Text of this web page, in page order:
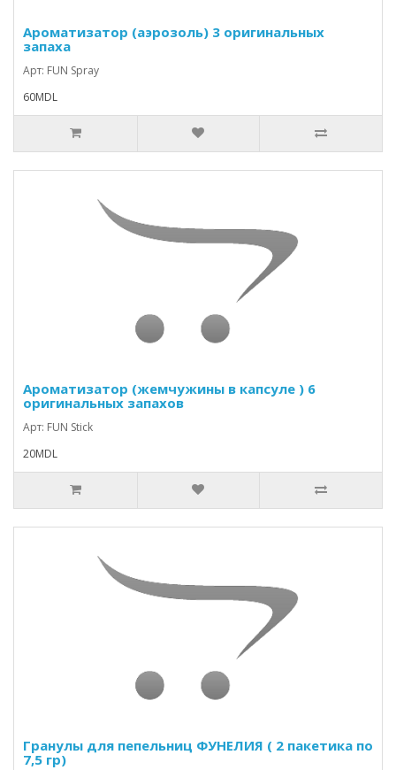
Ароматизатор (аэрозоль) 3 оригинальных
запаха
Арт: FUN Spray
60MDL
Ароматизатор (жемчужины в капсуле ) 6
оригинальных запахов
Арт: FUN Stick
20MDL
Гранулы для пепельниц ФУНЕЛИЯ ( 2 пакетика по
7,5 гр)